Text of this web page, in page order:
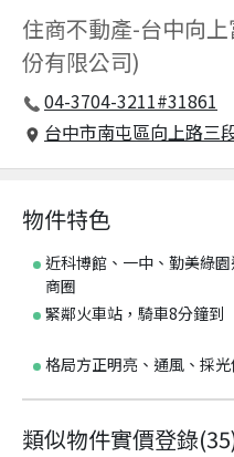
住商不動產-台中向
份有限公司)
04-3704-3211#31861
台中市南屯區向上路三
物件特色
近科博館、一中、勤美綠
商圈
緊鄰火車站，騎車8分鐘到
格局方正明亮、通風、採光
類似物件實價登錄(35